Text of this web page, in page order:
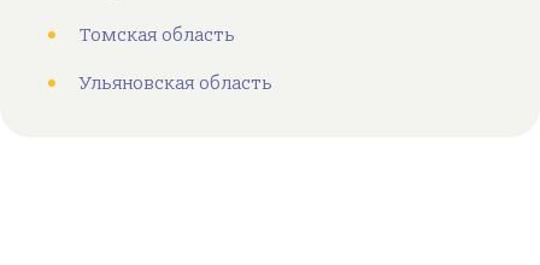
Томская область
Ульяновская область